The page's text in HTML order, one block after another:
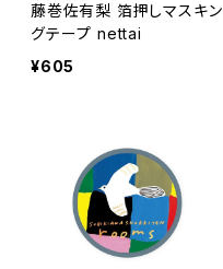
藤巻佐有梨 箔押しマスキン
グテープ nettai
¥605